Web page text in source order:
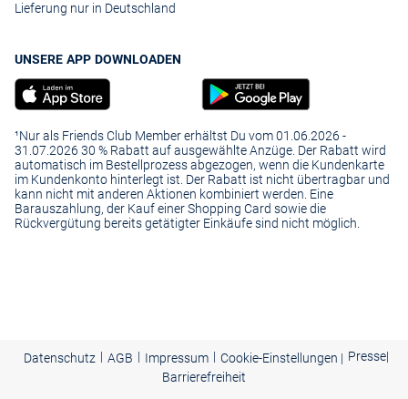
Lieferung nur in Deutschland
UNSERE APP DOWNLOADEN
¹Nur als Friends Club Member erhältst Du vom 01.06.2026 -
31.07.2026 30 % Rabatt auf ausgewählte Anzüge. Der Rabatt wird
automatisch im Bestellprozess abgezogen, wenn die Kundenkarte
im Kundenkonto hinterlegt ist. Der Rabatt ist nicht übertragbar und
kann nicht mit anderen Aktionen kombiniert werden. Eine
Barauszahlung, der Kauf einer Shopping Card sowie die
Rückvergütung bereits getätigter Einkäufe sind nicht möglich.
Datenschutz | AGB | Impressum | Cookie-Einstellungen | Presse|
Barrierefreiheit